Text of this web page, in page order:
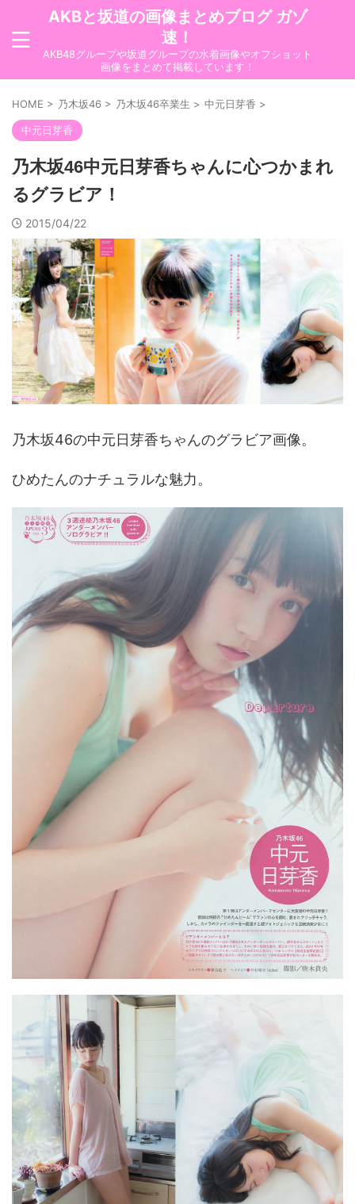
AKBと坂道の画像まとめブログ ガゾ
速！
AKB48グループや坂道グループの水着画像やオフショット
画像をまとめて掲載しています！
HOME > 乃木坂46 > 乃木坂46卒業生 > 中元日芽香 >
中元日芽香
乃木坂46中元日芽香ちゃんに心つかまれ
るグラビア！
2015/04/22
乃木坂46の中元日芽香ちゃんのグラビア画像。
ひめたんのナチュラルな魅力。